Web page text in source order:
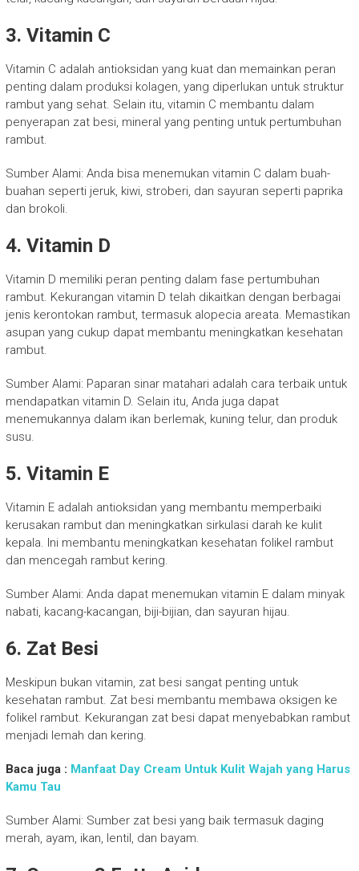
3. Vitamin C
Vitamin C adalah antioksidan yang kuat dan memainkan peran
penting dalam produksi kolagen, yang diperlukan untuk struktur
rambut yang sehat. Selain itu, vitamin C membantu dalam
penyerapan zat besi, mineral yang penting untuk pertumbuhan
rambut.
Sumber Alami: Anda bisa menemukan vitamin C dalam buah-
buahan seperti jeruk, kiwi, stroberi, dan sayuran seperti paprika
dan brokoli.
4. Vitamin D
Vitamin D memiliki peran penting dalam fase pertumbuhan
rambut. Kekurangan vitamin D telah dikaitkan dengan berbagai
jenis kerontokan rambut, termasuk alopecia areata. Memastikan
asupan yang cukup dapat membantu meningkatkan kesehatan
rambut.
Sumber Alami: Paparan sinar matahari adalah cara terbaik untuk
mendapatkan vitamin D. Selain itu, Anda juga dapat
menemukannya dalam ikan berlemak, kuning telur, dan produk
susu.
5. Vitamin E
Vitamin E adalah antioksidan yang membantu memperbaiki
kerusakan rambut dan meningkatkan sirkulasi darah ke kulit
kepala. Ini membantu meningkatkan kesehatan folikel rambut
dan mencegah rambut kering.
Sumber Alami: Anda dapat menemukan vitamin E dalam minyak
nabati, kacang-kacangan, biji-bijian, dan sayuran hijau.
6. Zat Besi
Meskipun bukan vitamin, zat besi sangat penting untuk
kesehatan rambut. Zat besi membantu membawa oksigen ke
folikel rambut. Kekurangan zat besi dapat menyebabkan rambut
menjadi lemah dan kering.
Baca juga : Manfaat Day Cream Untuk Kulit Wajah yang Harus
Kamu Tau
Sumber Alami: Sumber zat besi yang baik termasuk daging
merah, ayam, ikan, lentil, dan bayam.